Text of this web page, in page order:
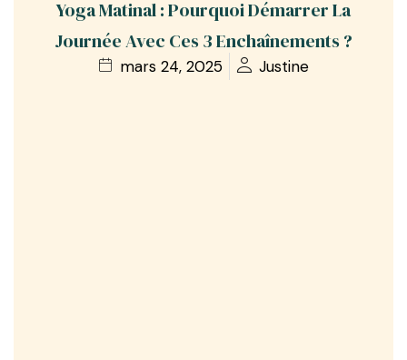
Yoga Matinal : Pourquoi Démarrer La
Journée Avec Ces 3 Enchaînements ?
mars 24, 2025 Justine